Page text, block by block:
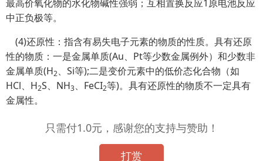
最高价氧化物的水化物碱性强弱；互相置换反应1原电池反应
中正负极等。
(4)还原性：指含有易失电子元素的物质的性质。具有还原
性的物质：一是金属单质(Au、Pt等少数金属例外）和少数非
金属单质(H2、Si等);二是变价元素中的低价态化合物（如
HCl、H2S、NH3、FeCI2等)。具有还原性的物质不一定具有
金属性。
只需付1.0元，感谢您的支持与赞助！
打赏